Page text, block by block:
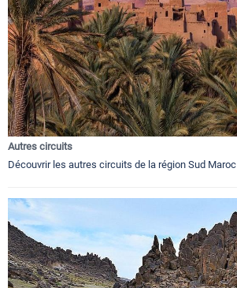
Autres circuits
Découvrir les autres circuits de la région Sud Maroc